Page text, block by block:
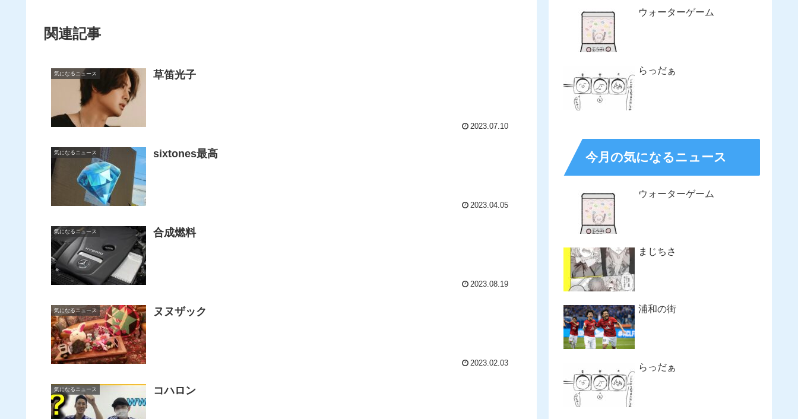
関連記事
気になるニュース 草笛光子
2023.07.10
気になるニュース sixtones最高
2023.04.05
気になるニュース 合成燃料
2023.08.19
気になるニュース ヌヌザック
2023.02.03
気になるニュース コハロン
ウォーターゲーム
らっだぁ
今月の気になるニュース
ウォーターゲーム
まじちさ
浦和の街
らっだぁ